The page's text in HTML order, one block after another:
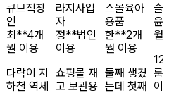
큐브직장
인
최**4개
월 이용
다락이 지
하철 역세
라지사업
자
정**법인
이용
쇼핑몰 재
고 보관용
스몰육아
용품
한**2개
월 이용
둘째 생겼
는데 첫째
슬
윤
월
12
룸
이